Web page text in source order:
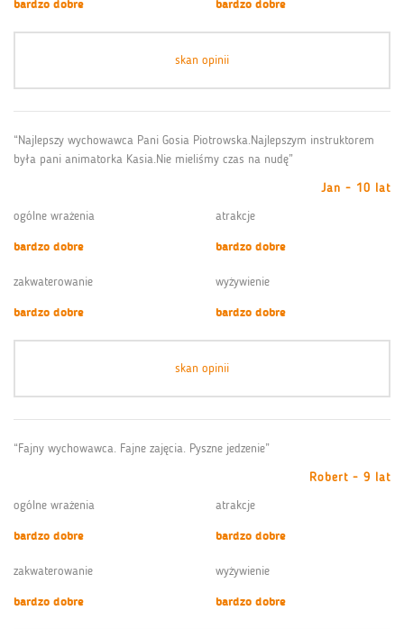
bardzo dobre bardzo dobre
skan opinii
“Najlepszy wychowawca Pani Gosia Piotrowska.Najlepszym instruktorem
była pani animatorka Kasia.Nie mieliśmy czas na nudę”
Jan - 10 lat
ogólne wrażenia
bardzo dobre
atrakcje
bardzo dobre
zakwaterowanie
bardzo dobre
wyżywienie
bardzo dobre
skan opinii
“Fajny wychowawca. Fajne zajęcia. Pyszne jedzenie”
Robert - 9 lat
ogólne wrażenia
bardzo dobre
atrakcje
bardzo dobre
zakwaterowanie
bardzo dobre
wyżywienie
bardzo dobre